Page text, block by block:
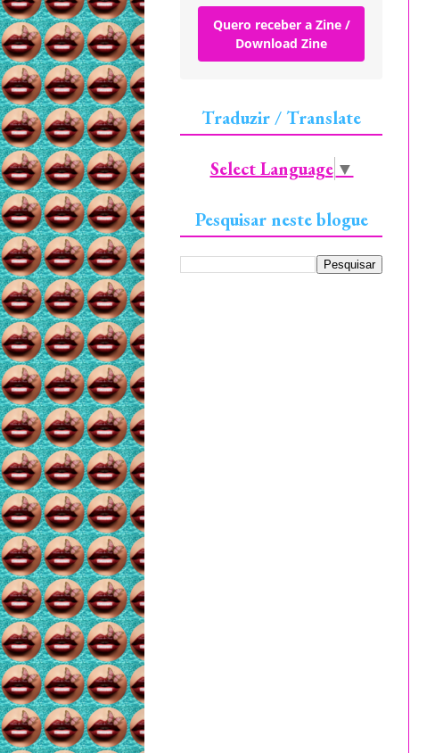
Quero receber a Zine /
Download Zine
Traduzir / Translate
Select Language ▼
Pesquisar neste blogue